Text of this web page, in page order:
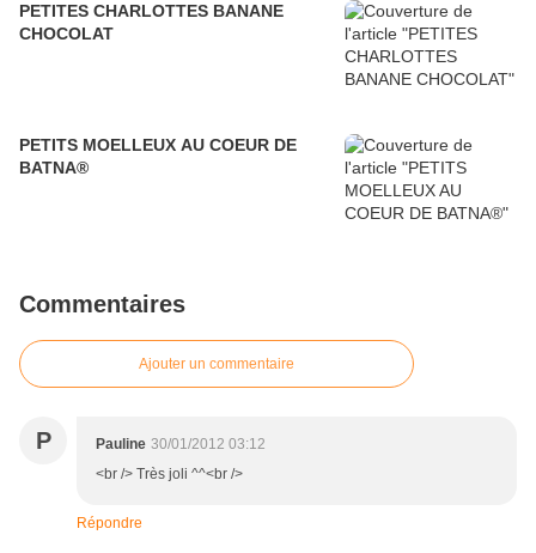
PETITES CHARLOTTES BANANE
CHOCOLAT
PETITS MOELLEUX AU COEUR DE
BATNA®
Commentaires
Ajouter un commentaire
P Pauline 30/01/2012 03:12
<br /> Très joli ^^<br />
Répondre